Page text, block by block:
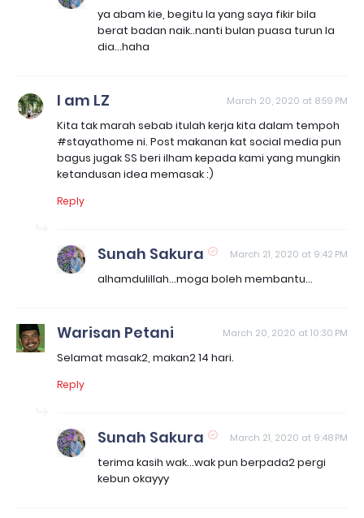
ya abam kie, begitu la yang saya fikir bila
berat badan naik..nanti bulan puasa turun la
dia...haha
I am LZ March 20, 2020 at 8:59 PM
Kita tak marah sebab itulah kerja kita dalam tempoh
#stayathome ni. Post makanan kat social media pun
bagus jugak SS beri ilham kepada kami yang mungkin
ketandusan idea memasak :)
Reply
Sunah Sakura March 21, 2020 at 9:42 PM
alhamdulillah...moga boleh membantu...
Warisan Petani March 20, 2020 at 10:30 PM
Selamat masak2, makan2 14 hari.
Reply
Sunah Sakura March 21, 2020 at 9:48 PM
terima kasih wak...wak pun berpada2 pergi
kebun okayyy